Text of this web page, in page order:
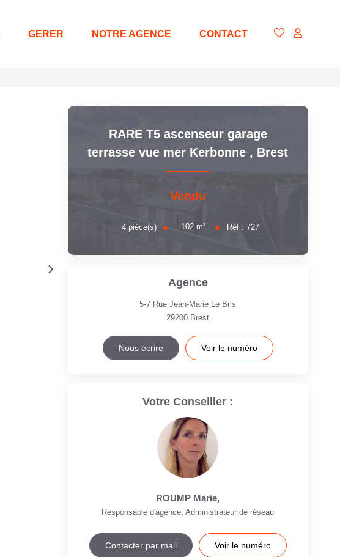
GERER NOTRE AGENCE CONTACT
RARE T5 ascenseur garage
terrasse vue mer Kerbonne , Brest
Vendu
4 pièce(s) 102 m² Réf : 727
Agence
5-7 Rue Jean-Marie Le Bris
29200 Brest
Nous écrire Voir le numéro
Votre Conseiller :
ROUMP Marie,
Responsable d'agence, Administrateur de réseau
Contacter par mail Voir le numéro